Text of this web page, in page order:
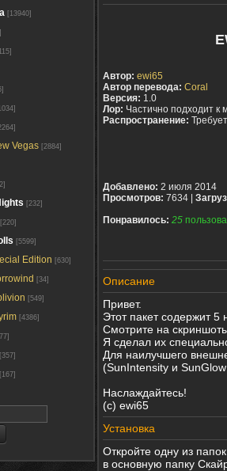
[13940]
Vegas [2884]
[232]
[220]
[5599]
Edition [630]
[34]
[549]
[4386]
[357]
[167]
Автор: ewi65
Автор перевода: Coral
Версия: 1.0
Лор: Частично подходит к
Распространение:
Добавлено: 2 июля 2014
Просмотров: 7634 |
Понравилось: 25
Описание
Привет.
Этот пакет содержит 5
Смотрите на
Я сделал их
Для наилучшего
(SunIntensity и
Наслаждайтесь!
(с) ewi65
Установка
Откройте одну из
в основную папку